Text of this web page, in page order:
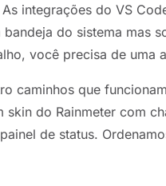
integrações do VS
bandeja do sistema mas
você precisa de uma
caminhos que
skin do Rainmeter com
de status.